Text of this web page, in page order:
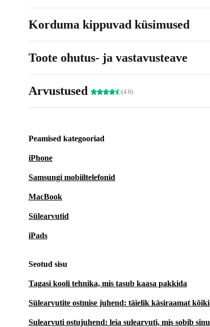
Korduma kippuvad küsimused
Toote ohutus- ja vastavusteave
Arvustused (4.6)
Peamised kategooriad
iPhone
Samsungi mobiiltelefonid
MacBook
Sülearvutid
iPads
Seotud sisu
Tagasi kooli tehnika, mis tasub kaasa pakkida
Sülearvutite ostmise juhend: täielik käsiraamat
Sulearvuti ostujuhend: leia sulearvuti, mis sobib